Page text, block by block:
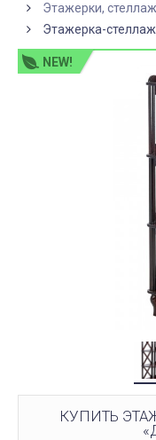
Этажерки,
Этажерка-
NEW!
КУПИТЬ